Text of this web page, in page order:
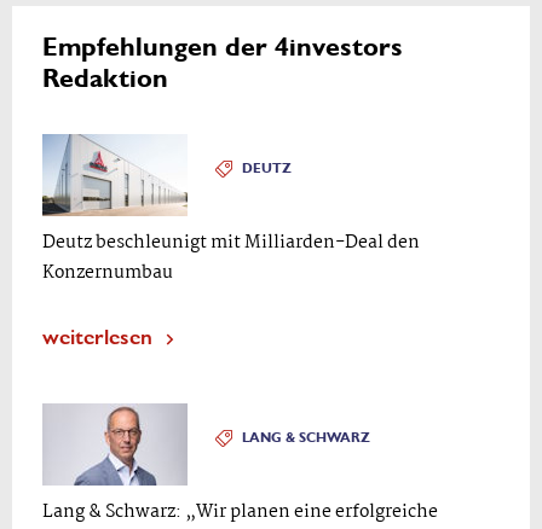
Empfehlungen der 4investors
Redaktion
DEUTZ
Deutz beschleunigt mit Milliarden-Deal den
Konzernumbau
weiterlesen
LANG & SCHWARZ
Lang & Schwarz: „Wir planen eine erfolgreiche